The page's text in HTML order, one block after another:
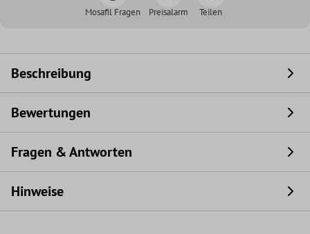
Mosafil Fragen Preisalarm Teilen
Beschreibung
Bewertungen
Fragen & Antworten
Hinweise